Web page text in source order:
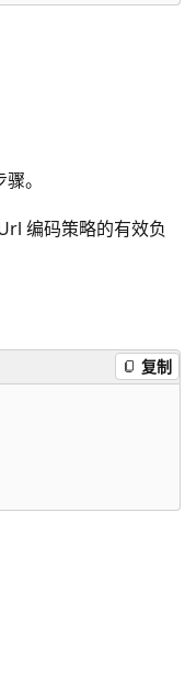
。
编码策略的有效负
复制